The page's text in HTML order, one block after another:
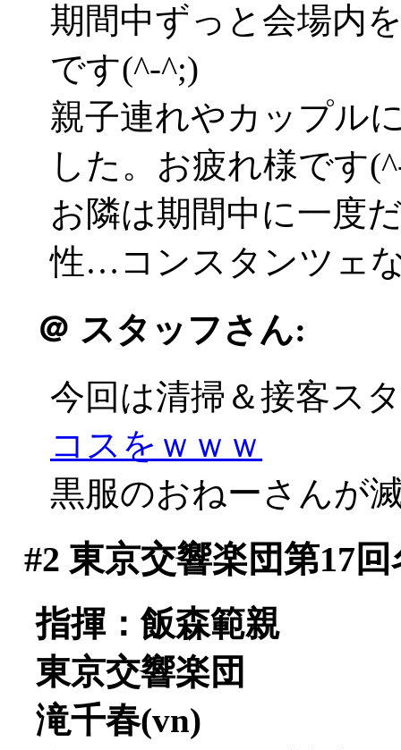
期間中ずっと会場内
です(^-^;)
親子連れやカップル
した。お疲れ様です
お隣は期間中に一度
性…コンスタンツェ
＠ スタッフさん:
今回は清掃＆接客ス
コスをｗｗｗ
黒服のおねーさんが
#2 東京交響楽団第17
指揮：飯森範親
東京交響楽団
滝千春(vn)